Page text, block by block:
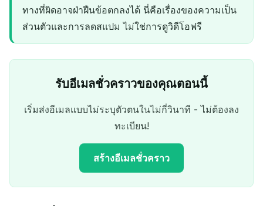
ทางที่ผิดอาจฝ่าฝืนข้อตกลงได้ นี่คือเรื่องของความเป็น
ส่วนตัวและการลดสแปม ไม่ใช่การดูวิดีโอฟรี
รับอีเมลชั่วคราวของคุณตอนนี้
เริ่มส่งอีเมลแบบไม่ระบุตัวตนในไม่กี่วินาที - ไม่ต้องลง
ทะเบียน!
สร้างอีเมลชั่วคราว